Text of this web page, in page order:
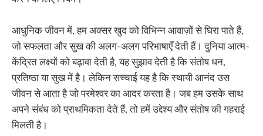
आधुनिक जीवन में, हम अक्सर खुद को विभिन्न आवाज़ों से घिरा पाते हैं,
जो सफलता और सुख की अलग-अलग परिभाषाएँ देती हैं। दुनिया आत्म-
केंद्रित लक्ष्यों को बढ़ावा देती है, यह सुझाव देती है कि संतोष धन,
प्रतिष्ठा या सुख में है। लेकिन सच्चाई यह है कि स्थायी आनंद उस
जीवन से आता है जो परमेश्वर का आदर करता है। जब हम उसके साथ
अपने संबंध को प्राथमिकता देते हैं, तो हमें उद्देश्य और संतोष की गहराई
मिलती है।